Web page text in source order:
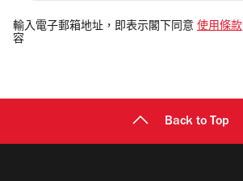
電
郵
輸入電子郵箱地址，即表示閣下同意 使用條款
容
Back to Top